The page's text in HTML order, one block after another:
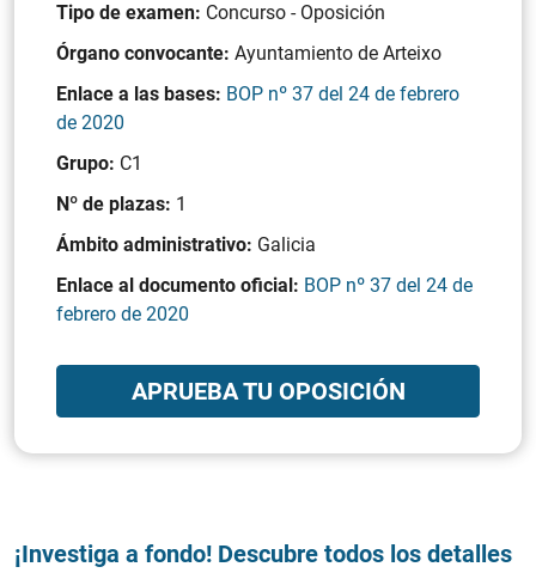
Tipo de examen: Concurso - Oposición
Órgano convocante: Ayuntamiento de Arteixo
Enlace a las bases: BOP nº 37 del 24 de febrero
de 2020
Grupo: C1
Nº de plazas: 1
Ámbito administrativo: Galicia
Enlace al documento oficial: BOP nº 37 del 24 de
febrero de 2020
APRUEBA TU OPOSICIÓN
¡Investiga a fondo! Descubre todos los detalles